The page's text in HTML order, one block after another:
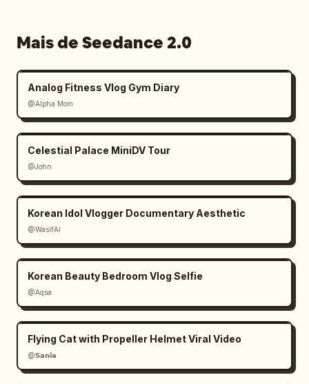
Mais de Seedance 2.0
Analog Fitness Vlog Gym Diary
@Alpha Mom
Celestial Palace MiniDV Tour
@John
Korean Idol Vlogger Documentary Aesthetic
@WasifAI
Korean Beauty Bedroom Vlog Selfie
@Aqsa
Flying Cat with Propeller Helmet Viral Video
@𝗦𝗮𝗻𝗶𝗮